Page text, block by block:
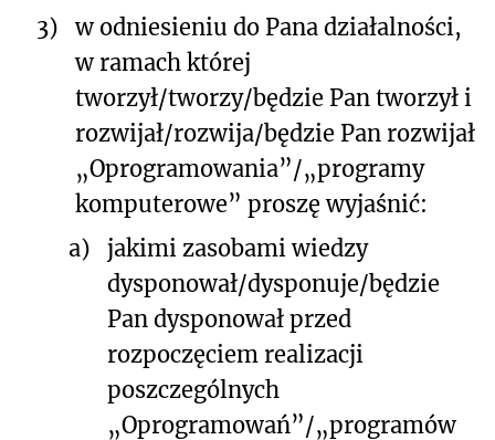
3)
w odniesieniu do Pana działalności,
w ramach której
tworzył/tworzy/będzie Pan tworzył i
rozwijał/rozwija/będzie Pan rozwijał
„Oprogramowania”/„programy
komputerowe” proszę wyjaśnić:
a)
jakimi zasobami wiedzy
dysponował/dysponuje/będzie
Pan dysponował przed
rozpoczęciem realizacji
poszczególnych
„Oprogramowań”/„programów